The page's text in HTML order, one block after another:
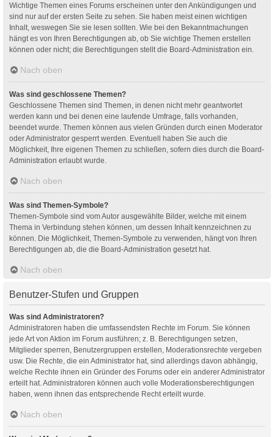
Wichtige Themen eines Forums erscheinen unter den Ankündigungen und
sind nur auf der ersten Seite zu sehen. Sie haben meist einen wichtigen
Inhalt, weswegen Sie sie lesen sollten. Wie bei den Bekanntmachungen
hängt es von Ihren Berechtigungen ab, ob Sie wichtige Themen erstellen
können oder nicht; die Berechtigungen stellt die Board-Administration ein.
Nach oben
Was sind geschlossene Themen?
Geschlossene Themen sind Themen, in denen nicht mehr geantwortet
werden kann und bei denen eine laufende Umfrage, falls vorhanden,
beendet wurde. Themen können aus vielen Gründen durch einen Moderator
oder Administrator gesperrt werden. Eventuell haben Sie auch die
Möglichkeit, Ihre eigenen Themen zu schließen, sofern dies durch die Board-
Administration erlaubt wurde.
Nach oben
Was sind Themen-Symbole?
Themen-Symbole sind vom Autor ausgewählte Bilder, welche mit einem
Thema in Verbindung stehen können, um dessen Inhalt kennzeichnen zu
können. Die Möglichkeit, Themen-Symbole zu verwenden, hängt von Ihren
Berechtigungen ab, die die Board-Administration gesetzt hat.
Nach oben
Benutzer-Stufen und Gruppen
Was sind Administratoren?
Administratoren haben die umfassendsten Rechte im Forum. Sie können
jede Art von Aktion im Forum ausführen; z. B. Berechtigungen setzen,
Mitglieder sperren, Benutzergruppen erstellen, Moderationsrechte vergeben
usw. Die Rechte, die ein Administrator hat, sind allerdings davon abhängig,
welche Rechte ihnen ein Gründer des Forums oder ein anderer Administrator
erteilt hat. Administratoren können auch volle Moderationsberechtigungen
haben, wenn ihnen das entsprechende Recht erteilt wurde.
Nach oben